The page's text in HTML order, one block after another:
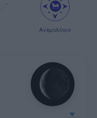
Ανεμολόγιο